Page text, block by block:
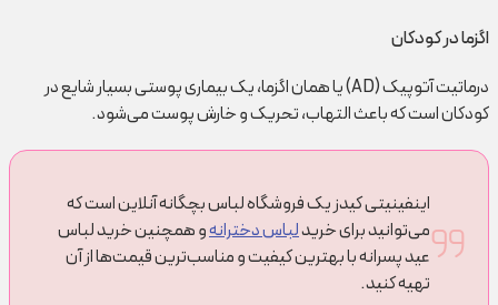
اگزما در کودکان
درماتیت آتوپیک (AD) یا همان اگزما، یک بیماری پوستی بسیار شایع در
کودکان است که باعث التهاب، تحریک و خارش پوست می‌شود.
اینفینیتی کیدز یک فروشگاه لباس بچگانه آنلاین است که
می‌توانید برای خریدلباس دخترانهو همچنین خرید لباس
عید پسرانه با بهترین کیفیت و مناسب‌ترین قیمت‌ها از آن
تهیه کنید.